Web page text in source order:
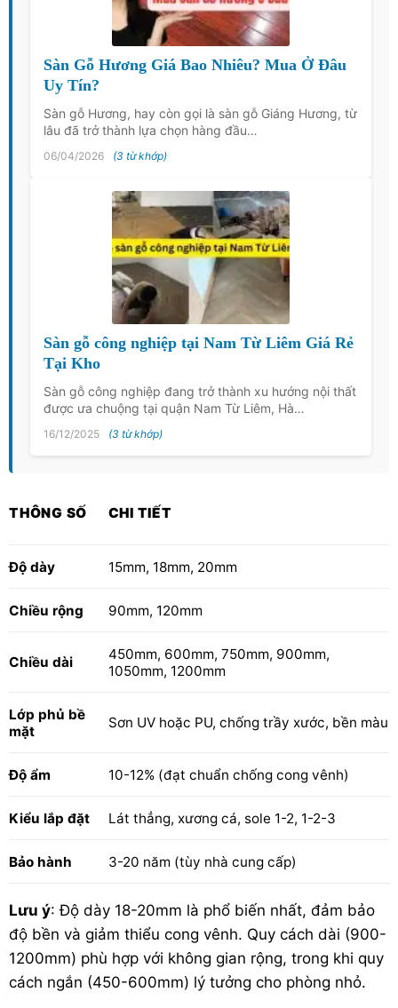
Sàn Gỗ Hương Giá Bao Nhiêu? Mua Ở Đâu
Uy Tín?
Sàn gỗ Hương, hay còn gọi là sàn gỗ Giáng Hương, từ
lâu đã trở thành lựa chọn hàng đầu…
06/04/2026 (3 từ khớp)
Sàn gỗ công nghiệp tại Nam Từ Liêm Giá Rẻ
Tại Kho
Sàn gỗ công nghiệp đang trở thành xu hướng nội thất
được ưa chuộng tại quận Nam Từ Liêm, Hà…
16/12/2025 (3 từ khớp)
THÔNG SỐ CHI TIẾT
Độ dày 15mm, 18mm, 20mm
Chiều rộng 90mm, 120mm
Chiều dài
450mm, 600mm, 750mm, 900mm,
1050mm, 1200mm
Lớp phủ bề
mặt
Sơn UV hoặc PU, chống trầy xước, bền màu
Độ ẩm 10-12% (đạt chuẩn chống cong vênh)
Kiểu lắp đặt Lát thẳng, xương cá, sole 1-2, 1-2-3
Bảo hành 3-20 năm (tùy nhà cung cấp)
Lưu ý: Độ dày 18-20mm là phổ biến nhất, đảm bảo
độ bền và giảm thiểu cong vênh. Quy cách dài (900-
1200mm) phù hợp với không gian rộng, trong khi quy
cách ngắn (450-600mm) lý tưởng cho phòng nhỏ.